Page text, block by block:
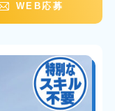
WEB応募